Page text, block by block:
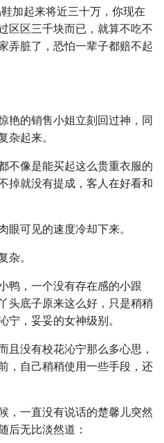
加起来将近三十万，你现在
区区三千块而已，就算不吃不
弄脏了，恐怕一辈子都赔不起
艳的销售小姐立刻回过神，同
杂起来。
不像是能买起这么贵重衣服的
掉就没有提成，客人在好看和
眼可见的速度冷却下来。
杂。
鸭，一个没有存在感的小跟
头底子原来这么好，只是稍稍
宁，妥妥的女神级别。
且没有校花沁宁那么多心思，
，自己稍稍使用一些手段，还
，一直没有说话的楚馨儿突然
后无比淡然道：